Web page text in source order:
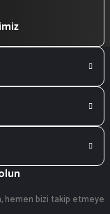
hemen bizi takip etmeye